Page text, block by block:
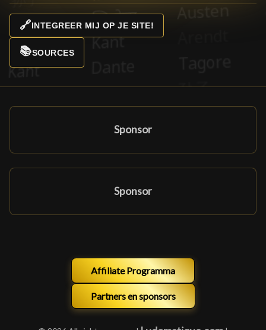
🔗INTEGREER MIJ OP JE SITE!
📚SOURCES
Sponsor
Sponsor
Affiliate Programma
Partners en sponsors